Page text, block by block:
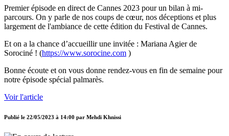
Premier épisode en direct de Cannes 2023 pour un bilan à mi-
parcours. On y parle de nos coups de cœur, nos déceptions et plus
largement de l'ambiance de cette édition du Festival de Cannes.
Et on a la chance d’accueillir une invitée : Mariana Agier de
Sorociné ! (https://www.sorocine.com )
Bonne écoute et on vous donne rendez-vous en fin de semaine pour
notre épisode spécial palmarès.
Voir l'article
Publié le 22/05/2023 à 14:00 par Mehdi Khnissi